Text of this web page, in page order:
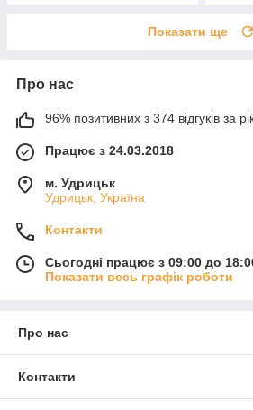
Показати ще
Про нас
96% позитивних з 374 відгуків за
Працює з 24.03.2018
м. Удрицьк
Удрицьк, Україна
Контакти
Сьогодні працює з 09:00 до
Показати весь графік роботи
Про нас
Контакти